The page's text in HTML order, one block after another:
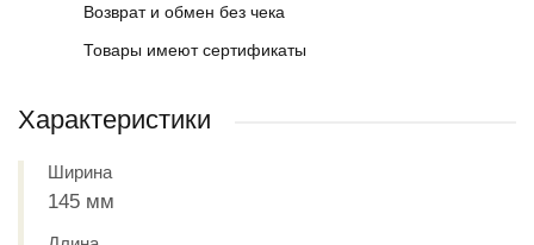
Возврат и обмен без чека
Товары имеют сертификаты
Характеристики
Ширина
145 мм